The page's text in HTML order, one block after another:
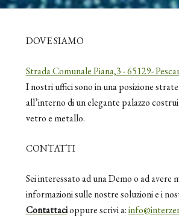
DOVE SIAMO
Strada Comunale Piana,3 - 65129-
I nostri uffici sono in una posizione
all’interno di un elegante palazzo
vetro e metallo.
CONTATTI
Sei interessato ad una Demo o ad avere
informazioni sulle nostre soluzioni e i
Contattacioppure scrivi a: